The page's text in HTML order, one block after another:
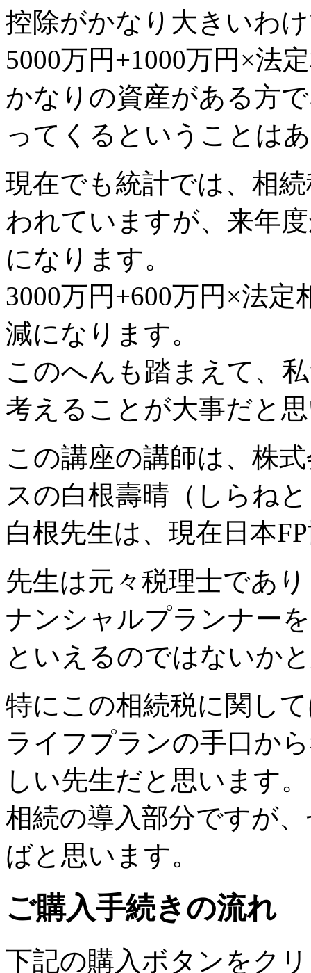
控除がかなり大きいわ
5000万円+1000万円×法
かなりの資産がある方
ってくるということは
現在でも統計では、相
われていますが、来年
になります。
3000万円+600万円×法
減になります。
このへんも踏まえて、
考えることが大事だと
この講座の講師は、株
スの白根壽晴（しらね
白根先生は、現在日本
先生は元々税理士であ
ナンシャルプランナー
といえるのではないか
特にこの相続税に関し
ライフプランの手口か
しい先生だと思います。
相続の導入部分ですが
ばと思います。
ご購入手続きの流れ
下記の購入ボタンをク